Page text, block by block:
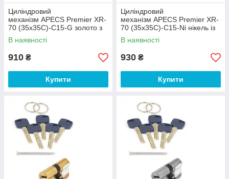
Циліндровий
механізм APECS Premier XR-
70 (35х35С)-C15-G золото з
вертушкою
В наявності
910 ₴
Купити
Циліндровий
механізм APECS Premier XR-
70 (35х35С)-C15-Ni нікель із
вертушкою
В наявності
930 ₴
Купити